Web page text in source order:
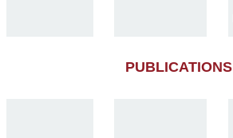
PUBLICATIONS